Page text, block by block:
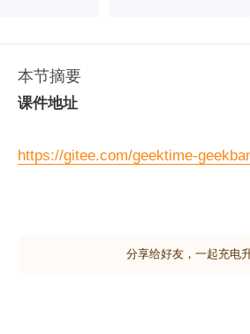
本节摘要
课件地址
https://gitee.com/geektime-
分享给好友，一起充电